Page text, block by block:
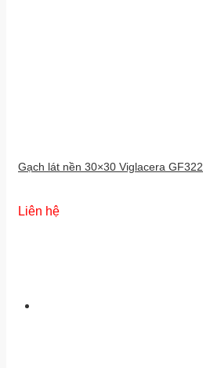
Gạch lát nền 30×30 Viglacera GF322
Liên hệ